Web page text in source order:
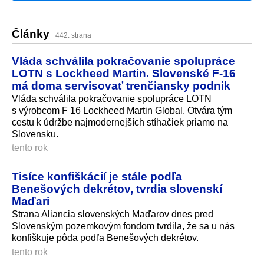
Články 442. strana
Vláda schválila pokračovanie spolupráce
LOTN s Lockheed Martin. Slovenské F-16
má doma servisovať trenčiansky podnik
Vláda schválila pokračovanie spolupráce LOTN
s výrobcom F 16 Lockheed Martin Global. Otvára tým
cestu k údržbe najmodernejších stíhačiek priamo na
Slovensku.
tento rok
Tisíce konfiškácií je stále podľa
Benešových dekrétov, tvrdia slovenskí
Maďari
Strana Aliancia slovenských Maďarov dnes pred
Slovenským pozemkovým fondom tvrdila, že sa u nás
konfiškuje pôda podľa Benešových dekrétov.
tento rok